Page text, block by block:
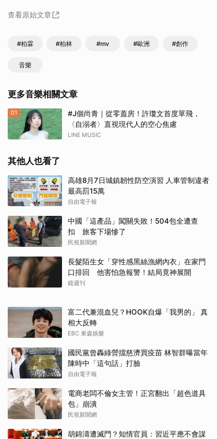
查看原始文章
#柏霖 #柏林 #mv #歐洲 #創作
音樂
更多音樂相關文章
01
#J個尚青｜從零蓋房！許瓊文首度單飛，
〈自溺者〉直視現代人的空心焦慮
LINE MUSIC
其他人也看了
高雄8月7日城鎮韌性防空演習 人車管制違者
最高罰15萬
自由電子報
中國「這產品」闖關失敗！504包全遭查
扣 旅客下場慘了
民視新聞網
長髮陌生女「穿性感黑絲漁網內衣」在家門
口排回 他害怕急報警！結局竟神展開
鏡週刊
富二代兼混血兒？HOOK自爆「我男的」 真
相大反轉
EBC 東森娛樂
國民黨曾轟綠營擋慈濟買疫苗 林智群曝當年
陳時中「這句話」打臉
自由電子報
電商老闆不倫女主管！正宮翻出「超色道具
包」崩潰
民視新聞網
胡錦濤遭滅門？知情官員：習近平應不會謀